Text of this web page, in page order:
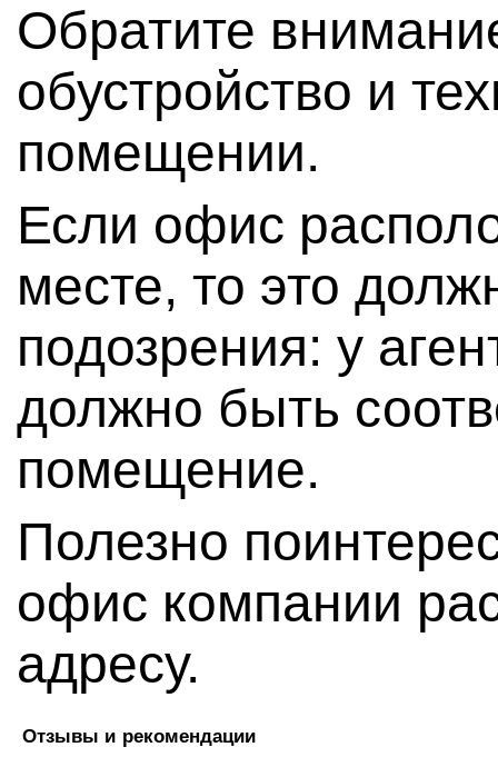
Обратите
обустройство и
помещении.
Если офис
месте, то это
подозрения: у
должно быть
помещение.
Полезно
офис компании
адресу.
Отзывы и рекомендации